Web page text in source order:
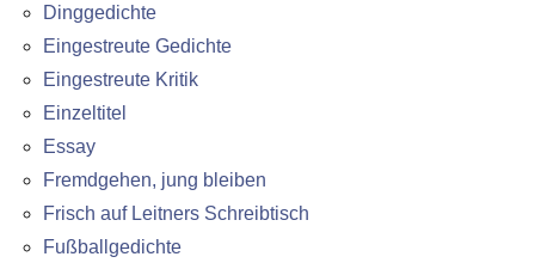
Dinggedichte
Eingestreute Gedichte
Eingestreute Kritik
Einzeltitel
Essay
Fremdgehen, jung bleiben
Frisch auf Leitners Schreibtisch
Fußballgedichte